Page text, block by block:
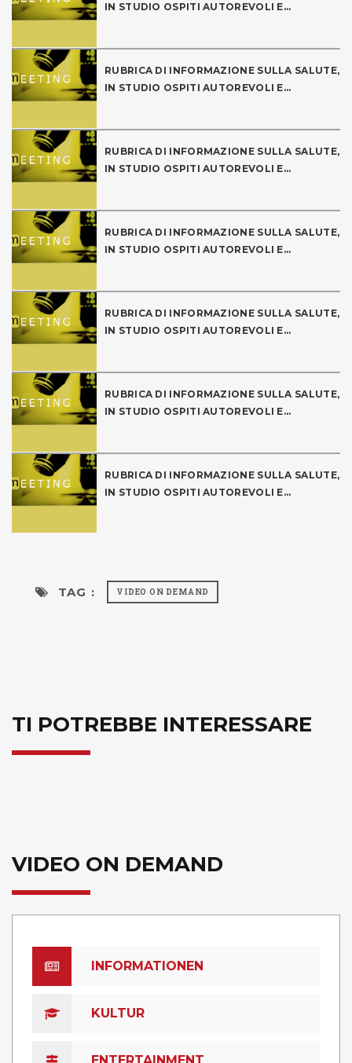
IN STUDIO OSPITI AUTOREVOLI E...
RUBRICA DI INFORMAZIONE SULLA SALUTE,
IN STUDIO OSPITI AUTOREVOLI E...
RUBRICA DI INFORMAZIONE SULLA SALUTE,
IN STUDIO OSPITI AUTOREVOLI E...
RUBRICA DI INFORMAZIONE SULLA SALUTE,
IN STUDIO OSPITI AUTOREVOLI E...
RUBRICA DI INFORMAZIONE SULLA SALUTE,
IN STUDIO OSPITI AUTOREVOLI E...
RUBRICA DI INFORMAZIONE SULLA SALUTE,
IN STUDIO OSPITI AUTOREVOLI E...
RUBRICA DI INFORMAZIONE SULLA SALUTE,
IN STUDIO OSPITI AUTOREVOLI E...
TAG : VIDEO ON DEMAND
TI POTREBBE INTERESSARE
VIDEO ON DEMAND
INFORMATIONEN
KULTUR